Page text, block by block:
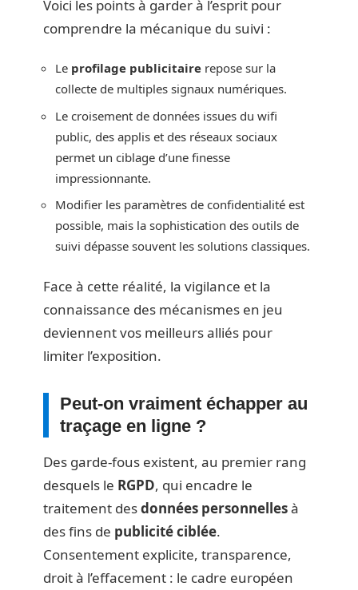
Voici les points à garder à l’esprit pour
comprendre la mécanique du suivi :
Le profilage publicitaire repose sur la
collecte de multiples signaux numériques.
Le croisement de données issues du wifi
public, des applis et des réseaux sociaux
permet un ciblage d’une finesse
impressionnante.
Modifier les paramètres de confidentialité est
possible, mais la sophistication des outils de
suivi dépasse souvent les solutions classiques.
Face à cette réalité, la vigilance et la
connaissance des mécanismes en jeu
deviennent vos meilleurs alliés pour
limiter l’exposition.
Peut-on vraiment échapper au
traçage en ligne ?
Des garde-fous existent, au premier rang
desquels le RGPD, qui encadre le
traitement desdonnées personnellesà
des fins de publicité ciblée.
Consentement explicite, transparence,
droit à l’effacement : le cadre européen